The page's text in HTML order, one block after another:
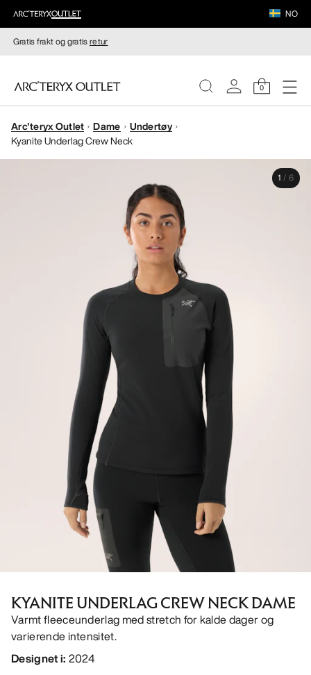
NO
Gratis frakt og gratisretur
0
DAMER
Arc'teryx Outlet Dame
Undertøy
Kyanite Underlag Crew Neck
1 / 6
KYANITE UNDERLAG CREW NECK DAME
Varmt fleeceunderlag med stretch for kalde dager og
varierende intensitet.
Designet i: 2024